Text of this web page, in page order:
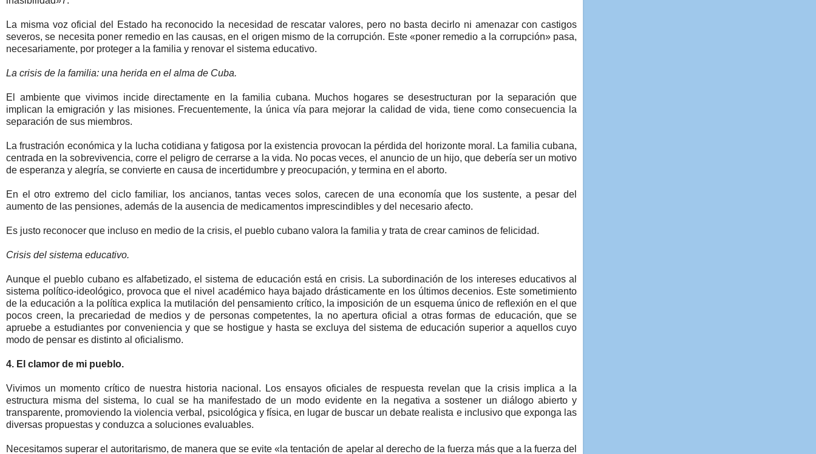
La misma voz oficial del Estado ha reconocido la necesidad de rescatar valores, pero no basta decirlo ni amenazar con castigos
severos, se necesita poner remedio en las causas, en el origen mismo de la corrupción. Este «poner remedio a la corrupción» pasa,
necesariamente, por proteger a la familia y renovar el sistema educativo.
La crisis de la familia: una herida en el alma de Cuba.
El ambiente que vivimos incide directamente en la familia cubana. Muchos hogares se desestructuran por la separación que
implican la emigración y las misiones. Frecuentemente, la única vía para mejorar la calidad de vida, tiene como consecuencia la
separación de sus miembros.
La frustración económica y la lucha cotidiana y fatigosa por la existencia provocan la pérdida del horizonte moral. La familia cubana,
centrada en la sobrevivencia, corre el peligro de cerrarse a la vida. No pocas veces, el anuncio de un hijo, que debería ser un motivo
de esperanza y alegría, se convierte en causa de incertidumbre y preocupación, y termina en el aborto.
En el otro extremo del ciclo familiar, los ancianos, tantas veces solos, carecen de una economía que los sustente, a pesar del
aumento de las pensiones, además de la ausencia de medicamentos imprescindibles y del necesario afecto.
Es justo reconocer que incluso en medio de la crisis, el pueblo cubano valora la familia y trata de crear caminos de felicidad.
Crisis del sistema educativo.
Aunque el pueblo cubano es alfabetizado, el sistema de educación está en crisis. La subordinación de los intereses educativos al
sistema político-ideológico, provoca que el nivel académico haya bajado drásticamente en los últimos decenios. Este sometimiento
de la educación a la política explica la mutilación del pensamiento crítico, la imposición de un esquema único de reflexión en el que
pocos creen, la precariedad de medios y de personas competentes, la no apertura oficial a otras formas de educación, que se
apruebe a estudiantes por conveniencia y que se hostigue y hasta se excluya del sistema de educación superior a aquellos cuyo
modo de pensar es distinto al oficialismo.
4. El clamor de mi pueblo.
Vivimos un momento crítico de nuestra historia nacional. Los ensayos oficiales de respuesta revelan que la crisis implica a la
estructura misma del sistema, lo cual se ha manifestado de un modo evidente en la negativa a sostener un diálogo abierto y
transparente, promoviendo la violencia verbal, psicológica y física, en lugar de buscar un debate realista e inclusivo que exponga las
diversas propuestas y conduzca a soluciones evaluables.
Necesitamos superar el autoritarismo, de manera que se evite «la tentación de apelar al derecho de la fuerza más que a la fuerza del